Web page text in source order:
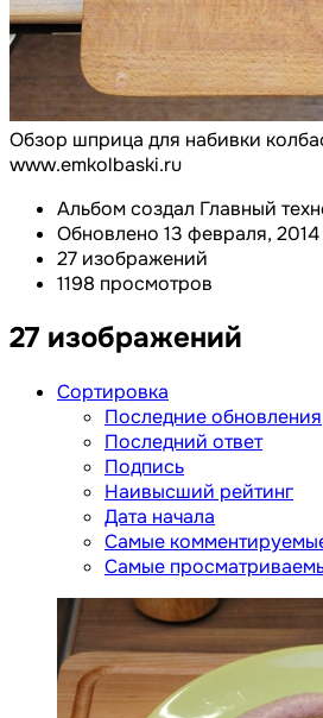
Обзор шприца для набивки
www.emkolbaski.ru
Альбом создал Главный
Обновлено 13 февраля, 2014
27 изображений
1198 просмотров
27 изображений
Сортировка
Последние обновления
Последний ответ
Подпись
Наивысший рейтинг
Дата начала
Самые
Самые